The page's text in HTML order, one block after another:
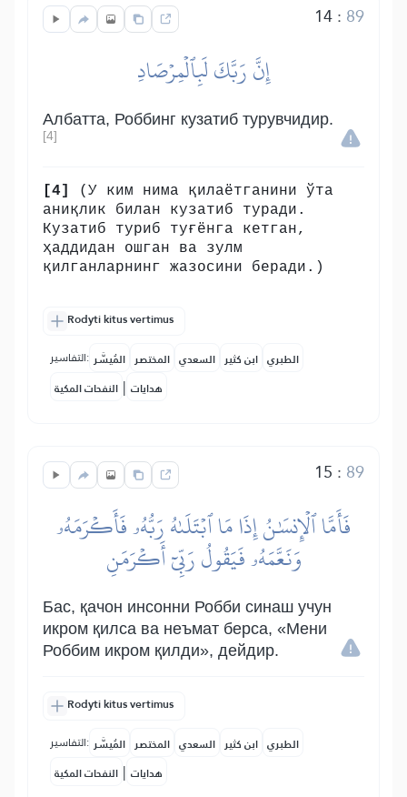
14: 89
إِنَّ رَبَّكَ لَبِٱلۡمِرۡصَادِ
Албатта, Роббинг кузатиб турувчидир.
[4]
[4]
(У ким нима қилаётганини ўта
аниқлик билан кузатиб туради.
Кузатиб туриб туғёнга кетган,
ҳаддидан ошган ва зулм
қилганларнинг жазосини беради.)
Rodyti kitus vertimus
التفاسير: المُيسَّر المختصر السعدي ابن كثير الطبري
النفحات المكية | هدايات
15 : 89
فَأَمَّا ٱلۡإِنسَٰنُ إِذَا مَا ٱبۡتَلَىٰهُ رَبُّهُۥ فَأَكۡرَمَهُۥ
وَنَعَّمَهُۥ فَيَقُولُ رَبِّيٓ أَكۡرَمَنِ
Бас, қачон инсонни Робби синаш учун
икром қилса ва неъмат берса, «Мени
Роббим икром қилди», дейдир.
Rodyti kitus vertimus
التفاسير: المُيسَّر المختصر السعدي ابن كثير الطبري
النفحات المكية | هدايات